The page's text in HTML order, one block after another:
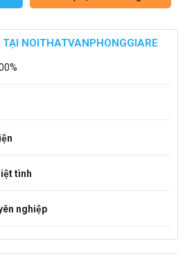
NOITHATVANPHONGGIARE
tình
nghiệp